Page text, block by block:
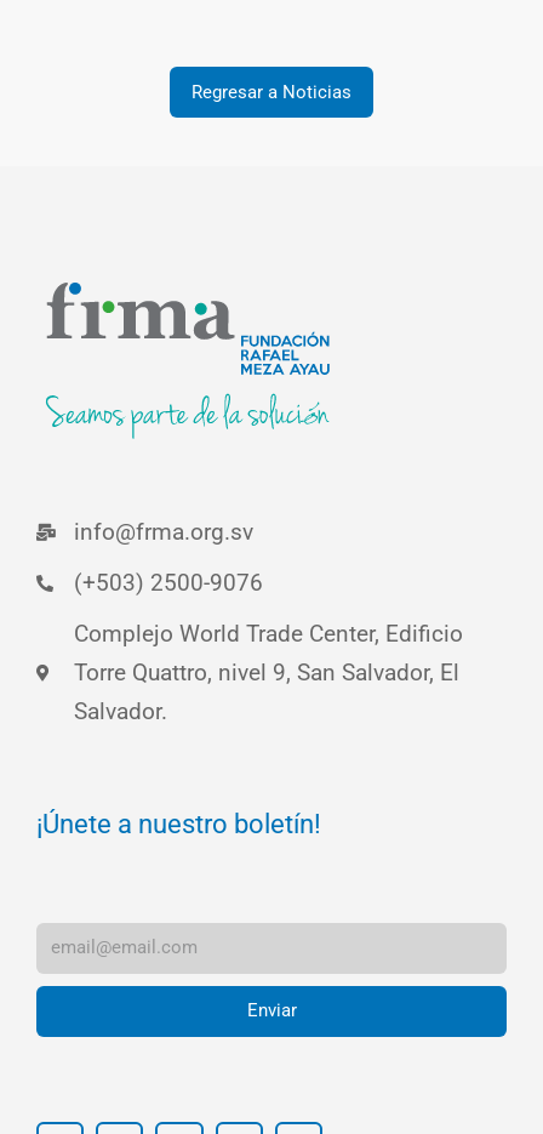
Regresar a Noticias
info@frma.org.sv
(+503) 2500-9076
Complejo World Trade Center, Edificio
Torre Quattro, nivel 9, San Salvador, El
Salvador.
¡Únete a nuestro boletín!
Enviar